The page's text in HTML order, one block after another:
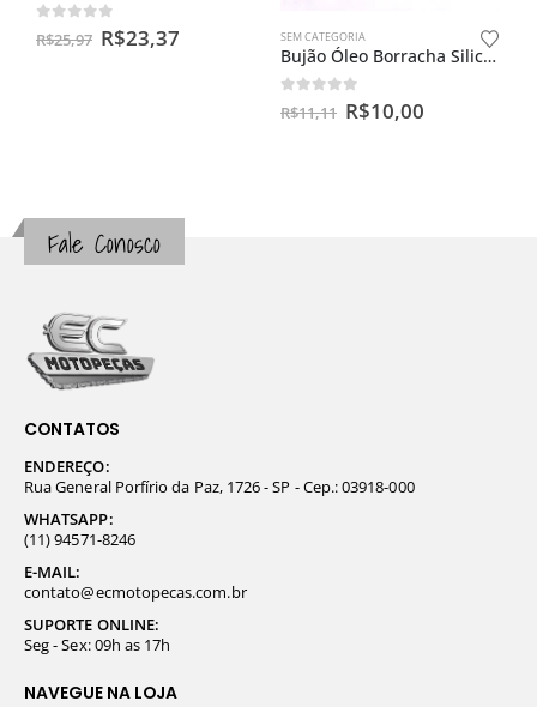
out of 5
R$25,97 R$23,37 SEM CATEGORIA
Bujão Óleo Borracha Silicone Universal 16,5mm Rosca 16 Mm
out of 5
R$11,11 R$10,00
Fale Conosco
CONTATOS
ENDEREÇO:
Rua General Porfírio da Paz, 1726 - SP - Cep.: 03918-000
WHATSAPP:
(11) 94571-8246
E-MAIL:
contato@ecmotopecas.com.br
SUPORTE ONLINE:
Seg - Sex: 09h as 17h
NAVEGUE NA LOJA